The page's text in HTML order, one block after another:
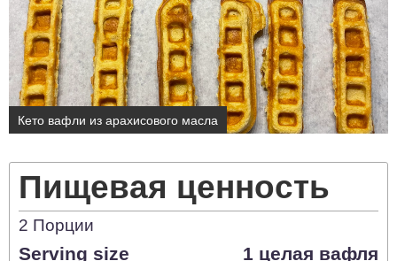
Кето вафли из арахисового масла
Пищевая ценность
2 Порции
Serving size 1 целая вафля